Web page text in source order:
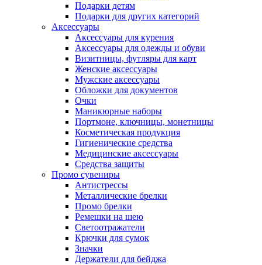
Подарки детям
Подарки для других категорий
Аксессуары
Аксессуары для курения
Аксессуары для одежды и обуви
Визитницы, футляры для карт
Женские аксессуары
Мужские аксессуары
Обложки для документов
Очки
Маникюрные наборы
Портмоне, ключницы, монетницы
Косметическая продукция
Гигиенические средства
Медицинские аксессуары
Средства защиты
Промо сувениры
Антистрессы
Металлические брелки
Промо брелки
Ремешки на шею
Светоотражатели
Крючки для сумок
Значки
Держатели для бейджа